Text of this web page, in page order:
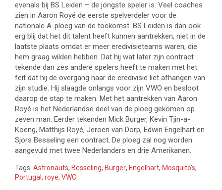
evenals bij BS Leiden – de jongste speler is. Veel coaches
zien in Aaron Royé de eerste spelverdeler voor de
nationale A-ploeg van de toekomst. BS Leiden is dan ook
erg blij dat het dit talent heeft kunnen aantrekken, niet in de
laatste plaats omdat er meer eredivisieteams waren, die
hem graag wilden hebben. Dat hij wat later zijn contract
tekende dan zes andere spelers heeft te maken met het
feit dat hij de overgang naar de eredivisie liet afhangen van
zijn studie. Hij slaagde onlangs voor zijn VWO en besloot
daarop de stap te maken. Met het aantrekken van Aaron
Royé is het Nederlandse deel van de ploeg gekomen op
zeven man. Eerder tekenden Mick Burger, Kevin Tjin-a-
Koeng, Matthijs Royé, Jeroen van Dorp, Edwin Engelhart en
Sjors Besseling een contract. De ploeg zal nog worden
aangevuld met twee Nederlanders en drie Amerikanen.
Tags: Astronauts, Besseling, Burger, Engelhart, Mosquito's,
Portugal, roye, VWO